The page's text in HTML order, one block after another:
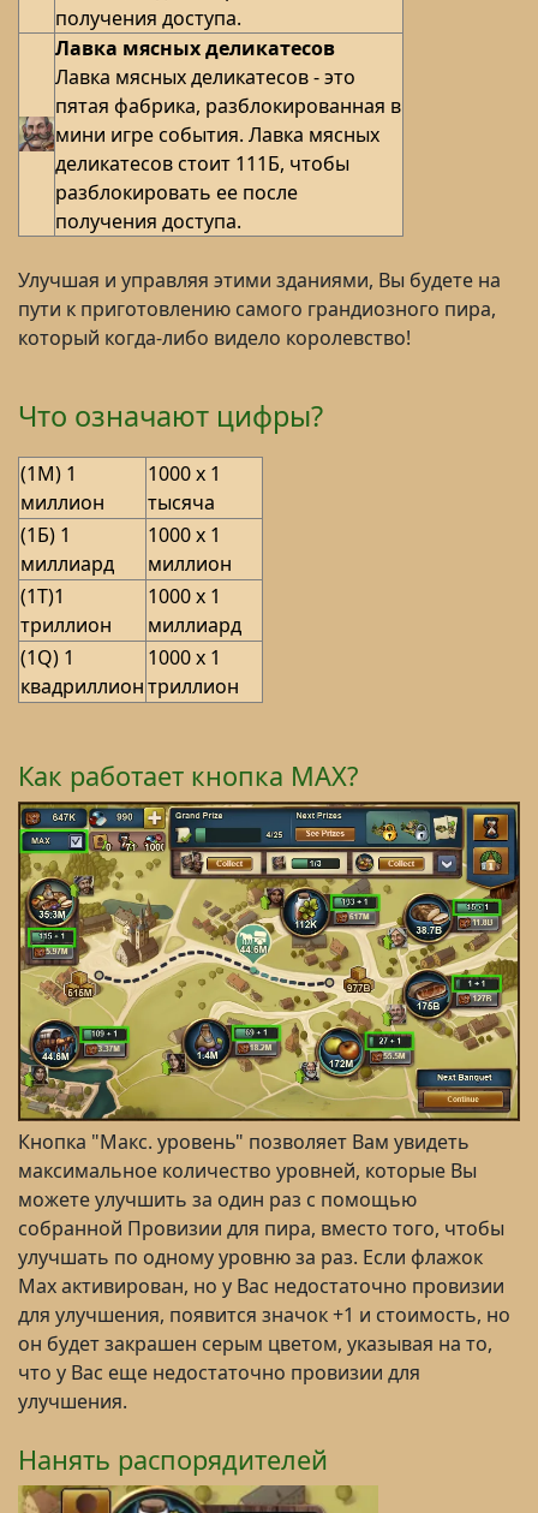
получения доступа.
Лавка мясных деликатесов
Лавка мясных деликатесов - это
пятая фабрика, разблокированная в
мини игре события. Лавка мясных
деликатесов стоит 111Б, чтобы
разблокировать ее после
получения доступа.
Улучшая и управляя этими зданиями, Вы будете на
пути к приготовлению самого грандиозного пира,
который когда-либо видело королевство!
Что означают цифры?
(1M) 1
миллион
1000 x 1
тысяча
(1Б) 1
миллиард
1000 х 1
миллион
(1T)1
триллион
1000 x 1
миллиард
(1Q) 1
квадриллион
1000 x 1
триллион
Как работает кнопка MAX?
Кнопка "Макс. уровень" позволяет Вам увидеть
максимальное количество уровней, которые Вы
можете улучшить за один раз с помощью
собранной Провизии для пира, вместо того, чтобы
улучшать по одному уровню за раз. Если флажок
Max активирован, но у Вас недостаточно провизии
для улучшения, появится значок +1 и стоимость, но
он будет закрашен серым цветом, указывая на то,
что у Вас еще недостаточно провизии для
улучшения.
Нанять распорядителей